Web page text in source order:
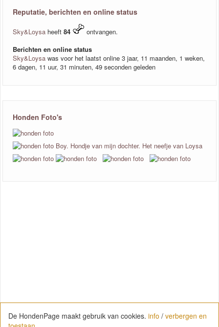
Reputatie, berichten en online status
Sky&Loysa heeft 84
ontvangen.
Berichten en online status
Sky&Loysa was voor het laatst online 3 jaar, 11 maanden, 1 weken,
6 dagen, 11 uur, 31 minuten, 49 seconden geleden
Honden Foto's
De HondenPage maakt gebruik van cookies. info / verbergen en